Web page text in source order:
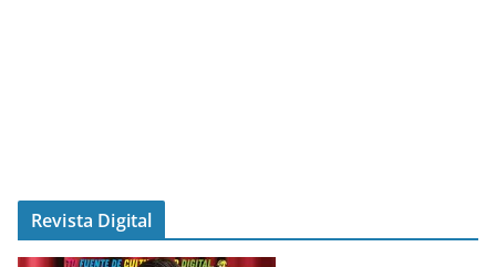
Revista Digital